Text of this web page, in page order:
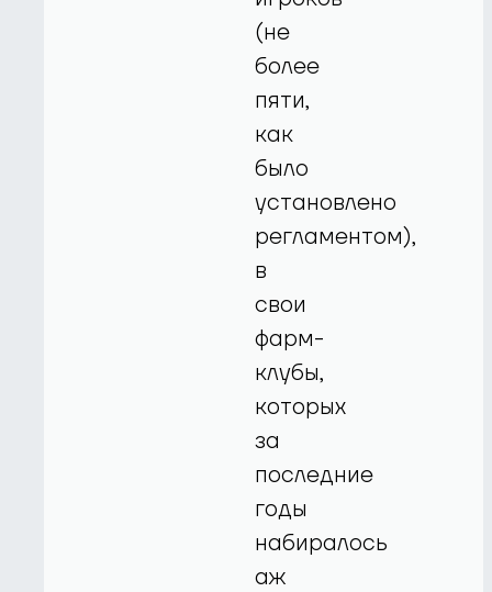
(не
более
пяти,
как
было
установлено
регламентом),
в
свои
фарм-
клубы,
которых
за
последние
годы
набиралось
аж